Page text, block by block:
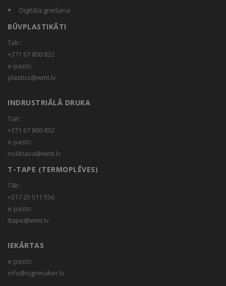
Digitāla griešana
BŪVPLASTIKĀTI
Talr.:
+371 67 800 832
e-pasts:
plastics@wmt.lv
INDRUSTRIĀLĀ DRUKA
Talr.:
+371 67 800 832
e-pasts:
noliktava@wmt.lv
T-TAPE (TERMOPLĒVES)
Tālr.:
+317 25 511 556
e-pasts:
ttape@wmt.lv
IEKĀRTAS
e-pasts:
info@signmaker.lv